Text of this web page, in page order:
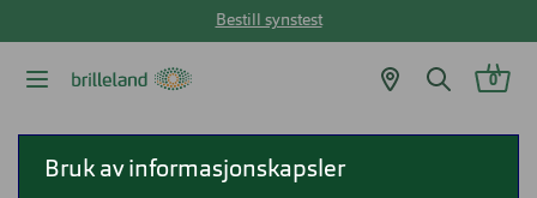
Bestill synstest
0
Bruk av informasjonskapsler